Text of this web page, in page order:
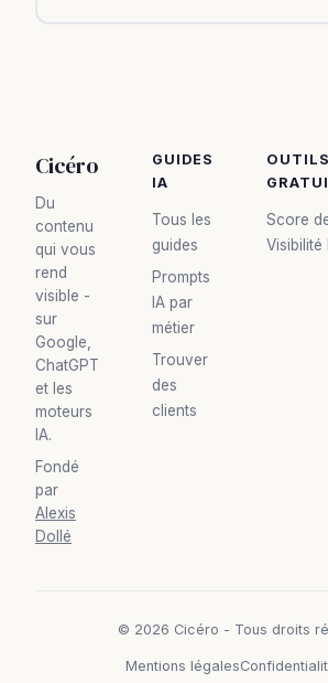
Cicéro
Du
contenu
qui vous
rend
visible -
sur
Google,
ChatGPT
et les
moteurs
IA.
Fondé
par
Alexis
Dollé
GUIDES
IA
Tous les
guides
Prompts
IA par
métier
Trouver
des
clients
OUTILS
Score
Visibilité
© 2026 Cicéro - Tous droits
Mentions légales